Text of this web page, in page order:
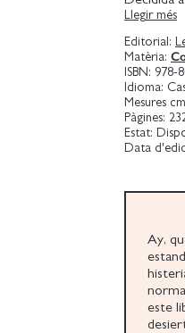
por las
Escrito
BDSM y
lecturas e
Llegir més
Editorial:
Matèria:
ISBN: 978-
Idioma:
Mesures
Pàgines:
Estat:
Data
Ay,
este